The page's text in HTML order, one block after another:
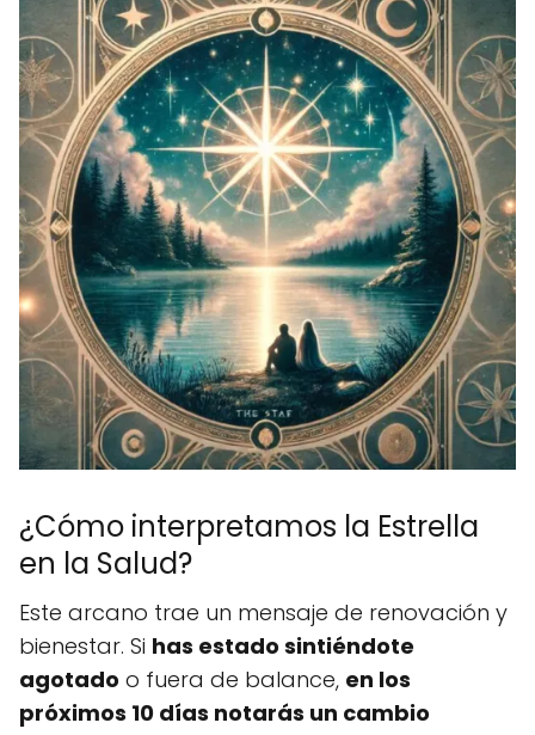
¿Cómo interpretamos la Estrella
en la Salud?
Este arcano trae un mensaje de renovación y
bienestar. Si has estado sintiéndote
agotado o fuera de balance, en los
próximos 10 días notarás un cambio